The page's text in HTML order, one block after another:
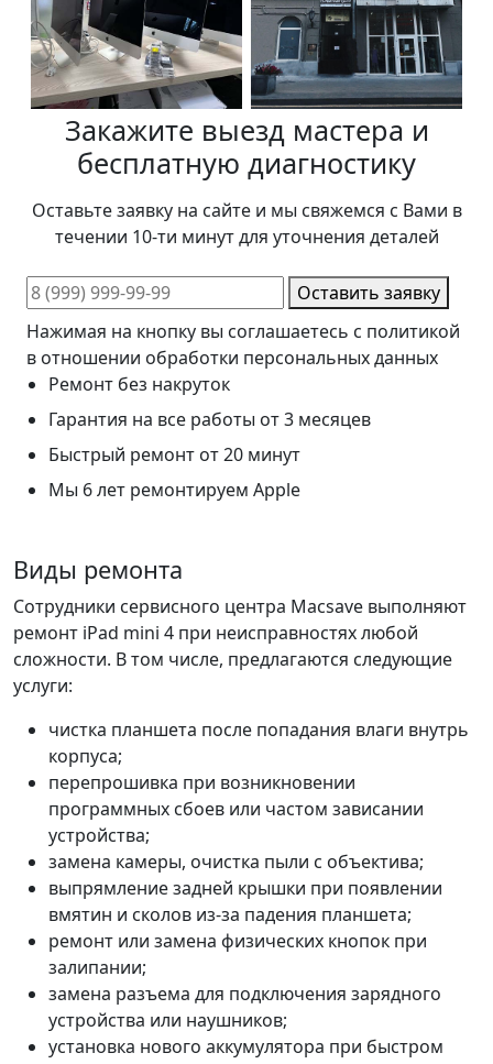
Закажите выезд мастера и
бесплатную диагностику
Оставьте заявку на сайте и мы свяжемся с Вами в
течении 10-ти минут для уточнения деталей
Оставить заявку
Нажимая на кнопку вы соглашаетесь с политикой
в отношении обработки персональных данных
Ремонт без накруток
Гарантия на все работы от 3 месяцев
Быстрый ремонт от 20 минут
Мы 6 лет ремонтируем Apple
Виды ремонта
Сотрудники сервисного центра Macsave выполняют
ремонт iPad mini 4 при неисправностях любой
сложности. В том числе, предлагаются следующие
услуги:
чистка планшета после попадания влаги внутрь
корпуса;
перепрошивка при возникновении
программных сбоев или частом зависании
устройства;
замена камеры, очистка пыли с объектива;
выпрямление задней крышки при появлении
вмятин и сколов из-за падения планшета;
ремонт или замена физических кнопок при
залипании;
замена разъема для подключения зарядного
устройства или наушников;
установка нового аккумулятора при быстром